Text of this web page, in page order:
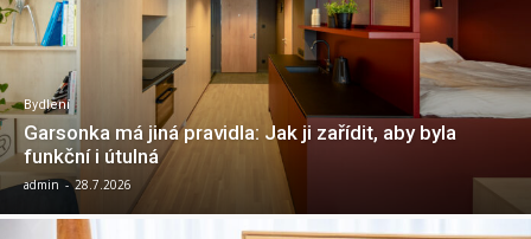
Bydlení
Garsonka má jiná pravidla: Jak ji zařídit, aby byla
funkční i útulná
admin - 28.7.2026